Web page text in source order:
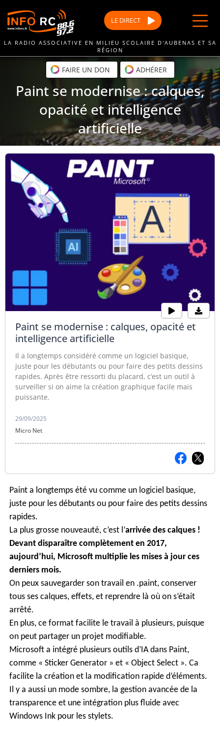
au
contenu
LE DIRECT
LA RADIO ASSOCIATIVE EN MILIEU SCOLAIRE D'AUBENAS ET SA
RÉGION
FAIRE UN DON ADHÉRER
Paint se modernise : calques,
opacité et intelligence
artificielle
Paint se modernise : calques, opacité et
intelligence artificielle
Il a longtemps considéré comme un logiciel basique,
juste pour les débutants ou pour faire des petits dessins
rapides. Après être ressorti du placard, c’est un outil à
surveiller si on aime la création graphique facile mais
puissante.
29/09/2025
Micro Net
Paint a longtemps été vu comme un logiciel basique,
juste pour les débutants ou pour faire des petits dessins
rapides.
La plus grosse nouveauté, c’est l’arrivée des calques !
Devant disparaître complètement en 2017,
aujourd’hui, Microsoft multiplie les mises à jour ces
derniers mois.
On peux sauvegarder son travail en .paint, conserver
tous ses calques, effets, et reprendre là où on s’était
arrêté.
En plus, ce format facilite le travail à plusieurs, puisque
on peut partager un projet modifiable.
Microsoft a intégré plusieurs outils d’IA dans Paint,
comme « Sticker Generator » et « Object Select ». Ca
facilite la création et la modification rapide d’éléments.
Il y a aussi un mode sombre, la gestion avancée de la
transparence et une intégration plus fluide avec
Windows Ink pour les stylets.